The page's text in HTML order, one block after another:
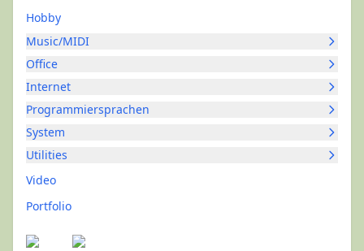
Hobby
Music/MIDI
Office
Internet
Programmiersprachen
System
Utilities
Video
Portfolio